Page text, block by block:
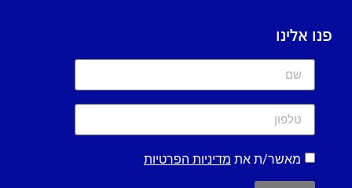
פנו אלינו
מאשר/ת את מדיניות הפרטיות